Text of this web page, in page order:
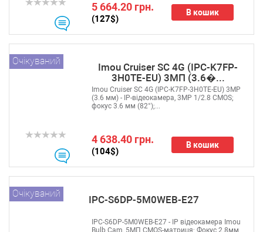
5 664.20 грн.
(127$)
В кошик
Imou Cruiser SC 4G (IPC-K7FP-
3H0TE-EU) 3МП (3.6�...
Очікуваний
4 638.40 грн.
(104$)
В кошик
Imou Cruiser SC 4G (IPC-K7FP-3H0TE-EU) 3MP
(3.6 мм) - IP-відеокамера, 3MP 1/2.8 CMOS;
фокус 3.6 мм (82°);...
IPC-S6DP-5M0WEB-E27
Очікуваний
IPC-S6DP-5M0WEB-E27 - IP відеокамера Imou
Bulb Cam, 5МП CMOS-матриця; Фокус 2.8мм